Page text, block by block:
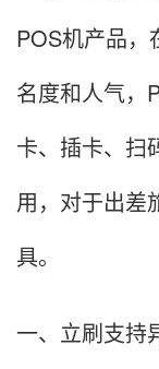
POS机产品，
名度和人气，
卡、插卡、扫
用，对于出差
具。
一、立刷支持